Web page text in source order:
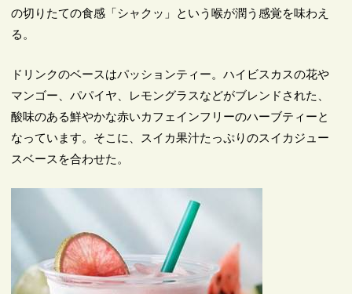
の切りたての食感「シャクッ」という喉が潤う感覚を味わえ
る。
ドリンクのベースはパッションティー。ハイビスカスの花や
マンゴー、パパイヤ、レモングラスなどがブレンドされた、
酸味のある鮮やかな赤いカフェインフリーのハーブティーと
なっています。そこに、スイカ果汁たっぷりのスイカジュー
スベースを合わせた。